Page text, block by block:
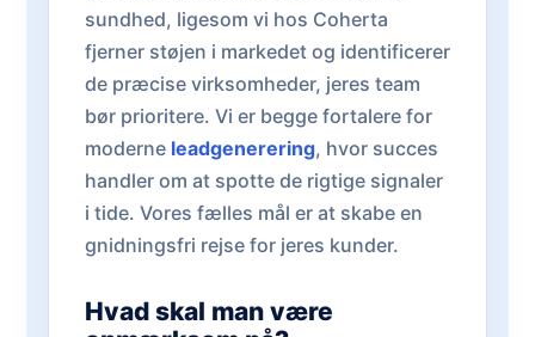
sundhed, ligesom vi hos Coherta
fjerner støjen i markedet og identificerer
de præcise virksomheder, jeres team
bør prioritere. Vi er begge fortalere for
moderne leadgenerering, hvor succes
handler om at spotte de rigtige signaler
i tide. Vores fælles mål er at skabe en
gnidningsfri rejse for jeres kunder.
Hvad skal man være